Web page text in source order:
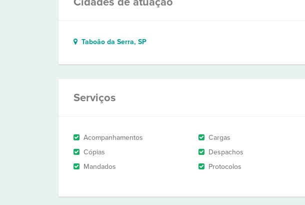
Taboão da Serra, SP
Serviços
Acompanhamentos Cargas
Cópias
Despachos
Mandados
Protocolos